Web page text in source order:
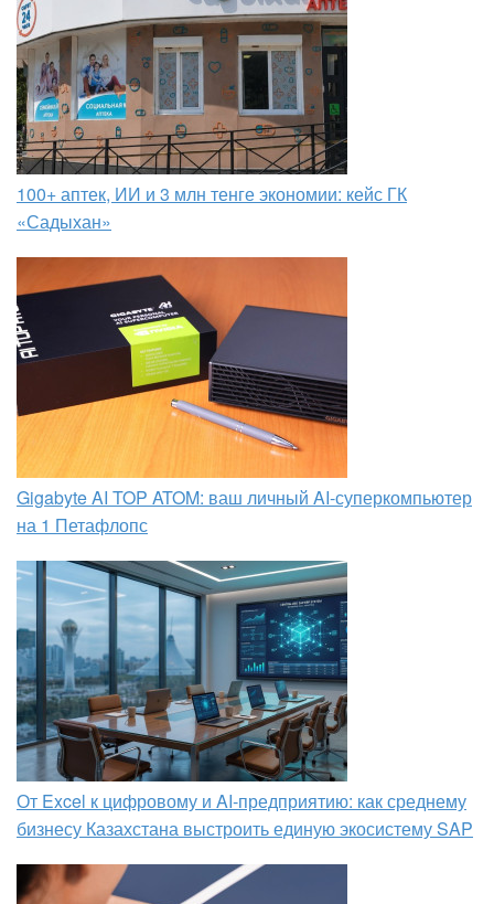
100+ аптек, ИИ и 3 млн тенге экономии: кейс ГК
«Садыхан»
Gigabyte AI TOP ATOM: ваш личный AI-суперкомпьютер
на 1 Петафлопс
От Excel к цифровому и AI‑предприятию: как среднему
бизнесу Казахстана выстроить единую экосистему SAP